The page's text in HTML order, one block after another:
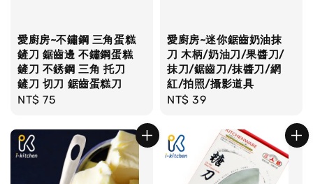
愛廚房~不鏽鋼 三角蛋糕
鏟刀 鋸齒邊 不鏽鋼蛋糕
鏟刀 不銹鋼 三角 托刀
鏟刀 切刀 鋸齒蛋糕刀
Regular
NT$ 75
愛廚房~迷你鋸齒奶油抹
刀 木柄/奶油刀/果醬刀/
抹刀/鋸齒刀/抹醬刀/網
紅/拍照/攝影道具
Regular
NT$ 39